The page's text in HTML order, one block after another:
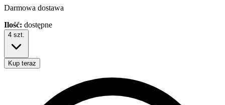
Darmowa dostawa
Ilość: dostępne
4 szt.
Kup teraz